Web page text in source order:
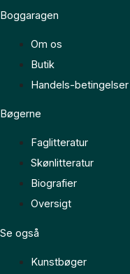
Boggaragen
Om os
Butik
Handels-betingelser
Bøgerne
Faglitteratur
Skønlitteratur
Biografier
Oversigt
Se også
Kunstbøger